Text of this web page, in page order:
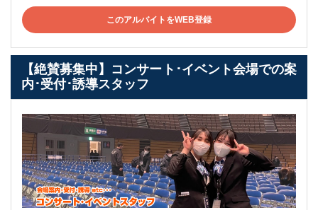
このアルバイトをWEB登録
【絶賛募集中】コンサート･イベント会場での案
内･受付･誘導スタッフ